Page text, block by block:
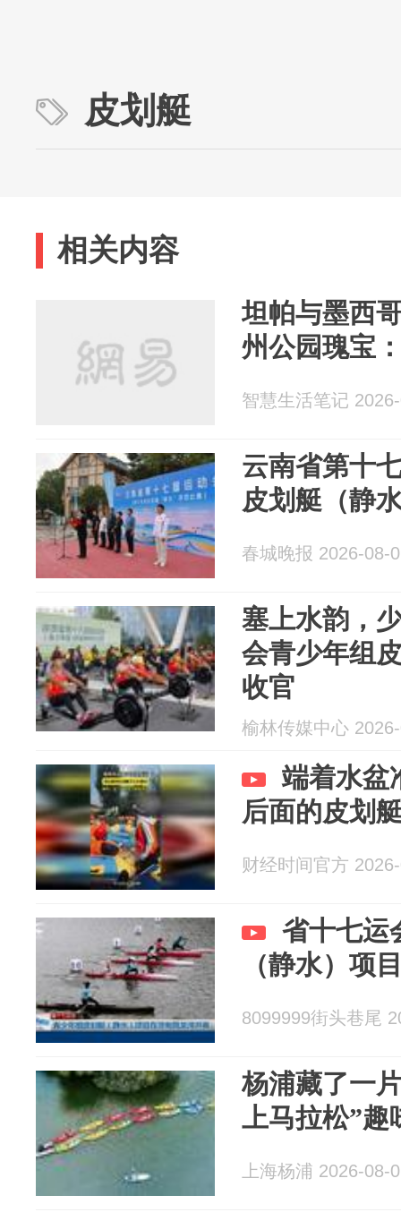
皮划艇
相关内容
坦帕与墨西
州公园瑰宝
智慧生活笔记
云南省第十
皮划艇（静
春城晚报 2026-08-
塞上水韵，
会青少年组
收官
榆林传媒中心
端着水盆
后面的皮划
财经时间官方
省十七运
（静水）项
8099999街头巷尾
杨浦藏了一
上马拉松”趣
上海杨浦 2026-08-